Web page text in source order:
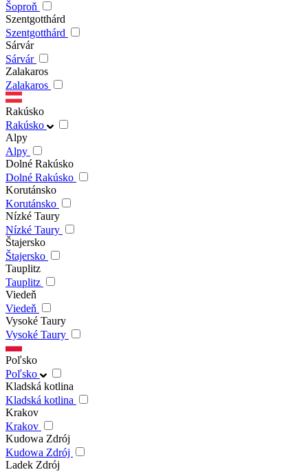
Šoproň
Szentgotthárd
Szentgotthárd
Sárvár
Sárvár
Zalakaros
Zalakaros
Rakúsko
Rakúsko
Alpy
Alpy
Dolné Rakúsko
Dolné Rakúsko
Korutánsko
Korutánsko
Nízké Taury
Nízké Taury
Štajersko
Štajersko
Tauplitz
Tauplitz
Viedeň
Viedeň
Vysoké Taury
Vysoké Taury
Poľsko
Poľsko
Kladská kotlina
Kladská kotlina
Krakov
Krakov
Kudowa Zdrój
Kudowa Zdrój
Ladek Zdrój